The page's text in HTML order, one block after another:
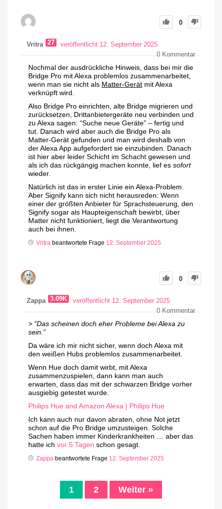
0
Vritra 27
veröffentlicht 12. September 2025
0Kommentar
Nochmal der ausdrückliche Hinweis, dass bei mir die
Bridge Pro mit Alexa problemlos zusammenarbeitet,
wenn man sie nicht als Matter-Gerät mit Alexa
verknüpft wird.
Also Bridge Pro einrichten, alte Bridge migrieren und
zurücksetzen, Drittanbietergeräte neu verbinden und
zu Alexa sagen: “Suche neue Geräte” – fertig und
tut. Danach wird aber auch die Bridge Pro als
Matter-Gerät gefunden und man wird deshalb von
der Alexa App aufgefordert sie einzubinden. Danach
ist hier aber leider Schicht im Schacht gewesen und
als ich das rückgängig machen konnte, lief es sofort
wieder.
Natürlich ist das in erster Linie ein Alexa-Problem.
Aber Signify kann sich nicht herausreden: Wenn
einer der größten Anbieter für Sprachsteuerung, den
Signify sogar als Haupteigenschaft bewirbt, über
Matter nicht funktioniert, liegt die Verantwortung
auch bei ihnen.
Vritra beantwortete Frage 12. September 2025
0
Zappa 3.09K
veröffentlicht 12. September 2025
0Kommentar
> “Das scheinen doch eher Probleme bei Alexa zu
sein.”
Da wäre ich mir nicht sicher, wenn doch Alexa mit
den weißen Hubs problemlos zusammenarbeitet.
Wenn Hue doch damit wirbt, mit Alexa
zusammenzuspielen, dann kann man auch
erwarten, dass das mit der schwarzen Bridge vorher
ausgiebig getestet wurde.
Philips Hue and Amazon Alexa | Philips Hue
Ich kann auch nur davon abraten, ohne Not jetzt
schon auf die Pro Bridge umzusteigen. Solche
Sachen haben immer Kinderkrankheiten … aber das
hatte ich vor 5 Tagen schon gesagt.
Zappa beantwortete Frage 12. September 2025
1 2 Weiter »